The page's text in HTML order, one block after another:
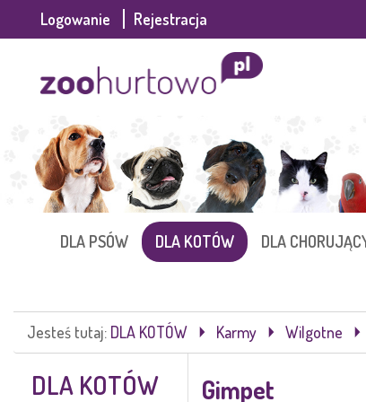
Logowanie Rejestracja
DLA PSÓW DLA KOTÓW DLA
Jesteś tutaj: DLA KOTÓW Karmy Wilgotne
DLA KOTÓW Gimpet